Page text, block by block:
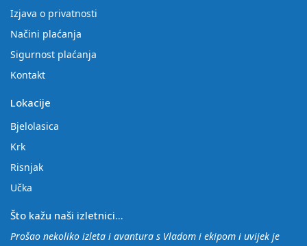
Izjava o privatnosti
Načini plaćanja
Sigurnost plaćanja
Kontakt
Lokacije
Bjelolasica
Krk
Risnjak
Učka
Što kažu naši izletnici...
Prošao nekoliko izleta i avantura s Vladom i ekipom i uvijek je